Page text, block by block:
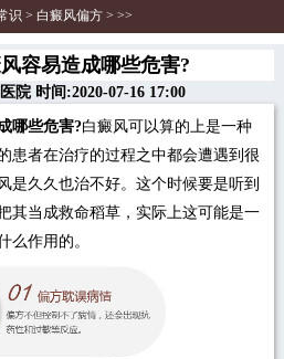
识 > 白癜风偏方> >>
容易造成哪些危害?
院 时间:2020-07-16 17:00
哪些危害?白癜风可以算的上是一种
患者在治疗的过程之中都会遭遇到很
是久久也治不好。这个时候要是听到
其当成救命稻草，实际上这可能是一
么作用的。